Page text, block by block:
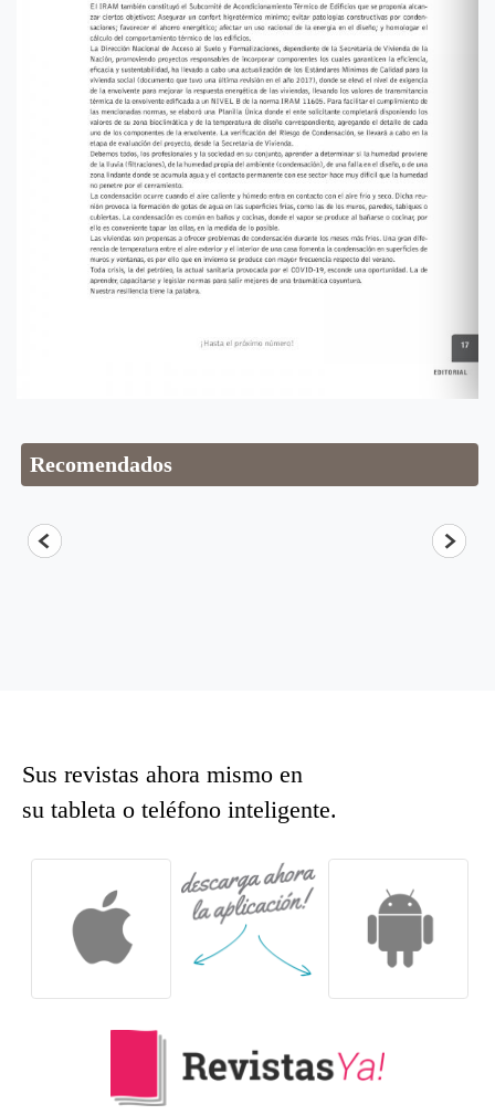
Recomendados
Sus revistas ahora mismo en
su tableta o teléfono inteligente.